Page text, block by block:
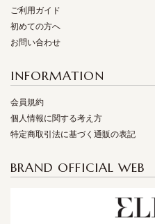
ご利用ガイド
初めての方へ
お問い合わせ
INFORMATION
会員規約
個人情報に関する考え方
特定商取引法に基づく通販の表記
BRAND OFFICIAL WEB